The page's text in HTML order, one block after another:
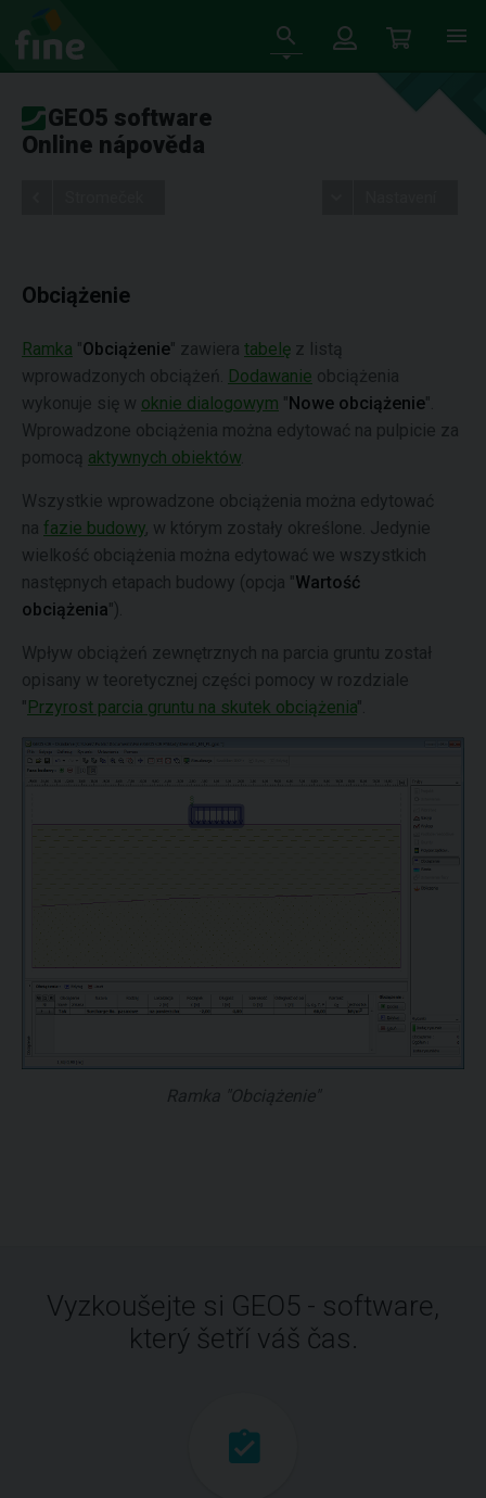
GEO5 software
Online nápověda
Obciążenie
Ramka "Obciążenie" zawiera tabelę z listą
wprowadzonych obciążeń. Dodawanie obciążenia
wykonuje się w oknie dialogowym "Nowe obciążenie".
Wprowadzone obciążenia można edytować na pulpicie za
pomocą aktywnych obiektów
Wszystkie wprowadzone obciążenia można edytować
na fazie budowy, w którym zostały określone. Jedynie
wielkość obciążenia można edytować we wszystkich
następnych etapach budowy (opcja "Wartość
obciążenia").
Wpływ obciążeń zewnętrznych na parcia gruntu został
opisany w teoretycznej części pomocy w rozdziale
"Przyrost parcia gruntu na skutek obciążenia".
Ramka "Obciążenie"
Vyzkoušejte si GEO5 - software,
který šetří váš čas.